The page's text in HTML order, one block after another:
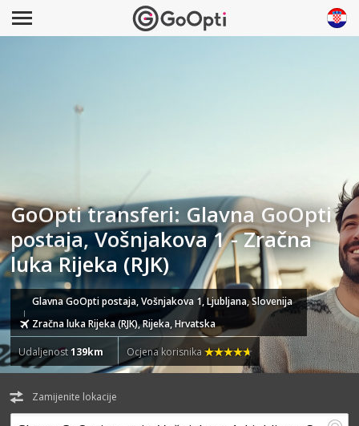
GoOpti transferi: Glavna GoOpti
postaja, Vošnjakova 1 - Zračna
luka Rijeka (RJK)
Glavna GoOpti postaja, Vošnjakova 1, Ljubljana, Slovenija
Zračna luka Rijeka (RJK), Rijeka, Hrvatska
Udaljenost139km Ocjena korisnika
Zamijenite lokacije